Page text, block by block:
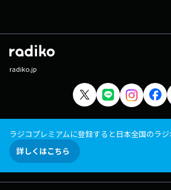
radiko.jp
ラジコプレミアムに登録すると日本全国のラ
詳しくはこちら